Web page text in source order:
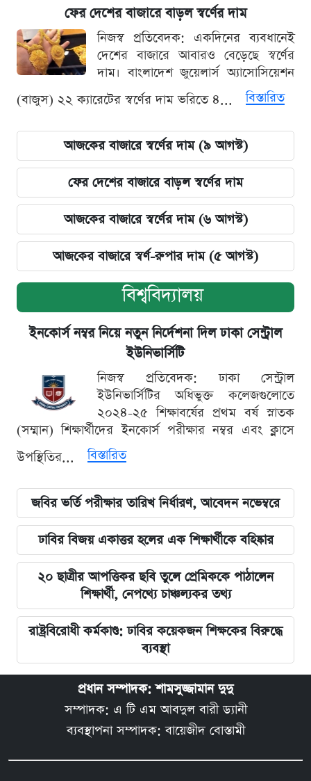
ফের দেশের বাজারে বাড়ল স্বর্ণের দাম
নিজস্ব প্রতিবেদক: একদিনের ব্যবধানেই
দেশের বাজারে আবারও বেড়েছে স্বর্ণের
দাম। বাংলাদেশ জুয়েলার্স অ্যাসোসিয়েশন
(বাজুস) ২২ ক্যারেটের স্বর্ণের দাম ভরিতে ৪...
বিস্তারিত
আজকের বাজারে স্বর্ণের দাম (৯ আগস্ট)
ফের দেশের বাজারে বাড়ল স্বর্ণের দাম
আজকের বাজারে স্বর্ণের দাম (৬ আগস্ট)
আজকের বাজারে স্বর্ণ-রুপার দাম (৫ আগস্ট)
বিশ্ববিদ্যালয়
ইনকোর্স নম্বর নিয়ে নতুন নির্দেশনা দিল ঢাকা সেন্ট্রাল
ইউনিভার্সিটি
নিজস্ব প্রতিবেদক: ঢাকা সেন্ট্রাল
ইউনিভার্সিটির অধিভুক্ত কলেজগুলোতে
২০২৪-২৫ শিক্ষাবর্ষের প্রথম বর্ষ স্নাতক
(সম্মান) শিক্ষার্থীদের ইনকোর্স পরীক্ষার নম্বর এবং ক্লাসে
উপস্থিতির...
বিস্তারিত
জবির ভর্তি পরীক্ষার তারিখ নির্ধারণ, আবেদন নভেম্বরে
ঢাবির বিজয় একাত্তর হলের এক শিক্ষার্থীকে বহিষ্কার
২০ ছাত্রীর আপত্তিকর ছবি তুলে প্রেমিককে পাঠালেন
শিক্ষার্থী, নেপথ্যে চাঞ্চল্যকর তথ্য
রাষ্ট্রবিরোধী কর্মকাণ্ড: ঢাবির কয়েকজন শিক্ষকের বিরুদ্ধে
ব্যবস্থা
প্রধান সম্পাদক: শামসুজ্জামান দুদু
সম্পাদক: এ টি এম আবদুল বারী ড্যানী
ব্যবস্থাপনা সম্পাদক: বায়েজীদ বোস্তামী